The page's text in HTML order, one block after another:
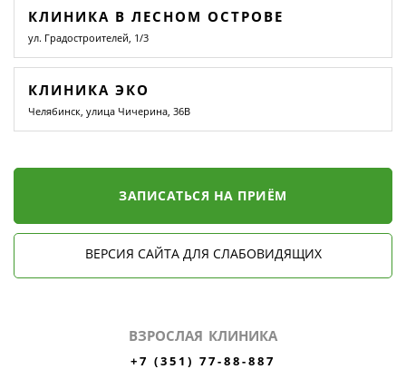
КЛИНИКА В ЛЕСНОМ ОСТРОВЕ
ул. Градостроителей, 1/3
КЛИНИКА ЭКО
Челябинск, улица Чичерина, 36В
ЗАПИСАТЬСЯ НА ПРИЁМ
ВЕРСИЯ САЙТА ДЛЯ СЛАБОВИДЯЩИХ
ВЗРОСЛАЯ КЛИНИКА
+7 (351) 77-88-887